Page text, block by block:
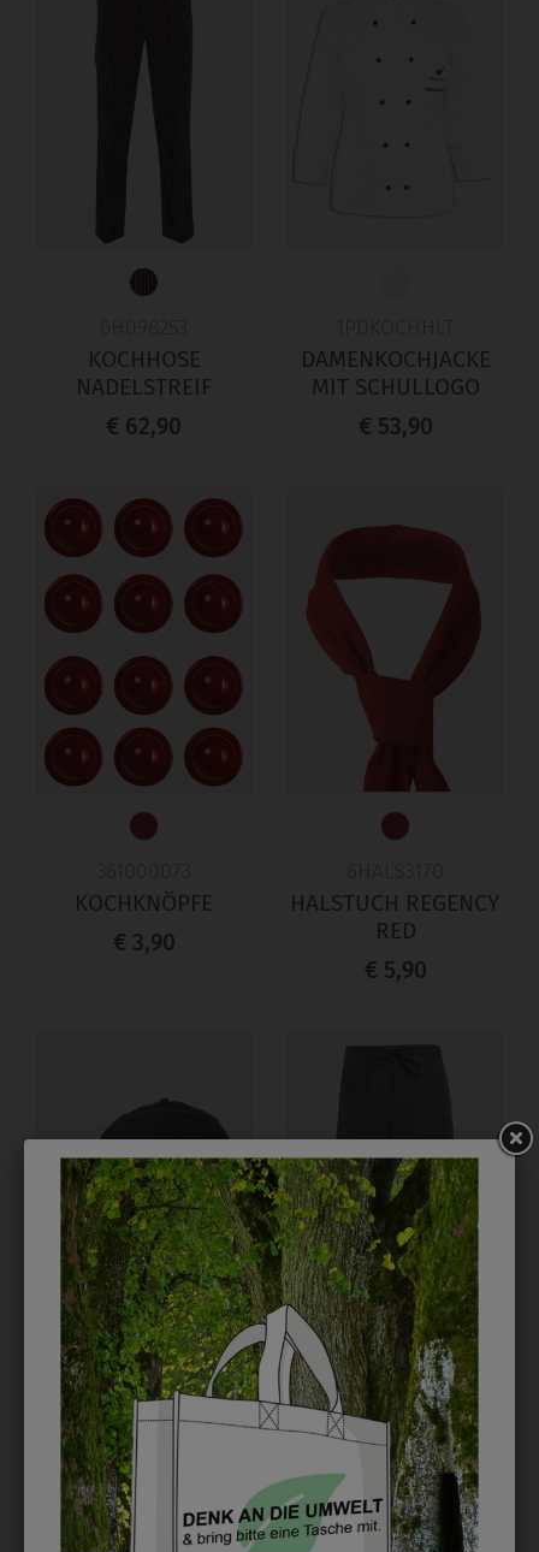
KOCHHOSE
NADELSTREIF
€ 62,90
DAMENKOCHJACKE
MIT SCHULLOGO
€ 53,90
KOCHKNÖPFE
€ 3,90
HALSTUCH REGENCY
RED
€ 5,90
36155670
6 PANEL FALTBARE
KAPPE
€ 7,90
6HSW75170000
SCHÜRZE 75 GRIFFIN
€ 14,90